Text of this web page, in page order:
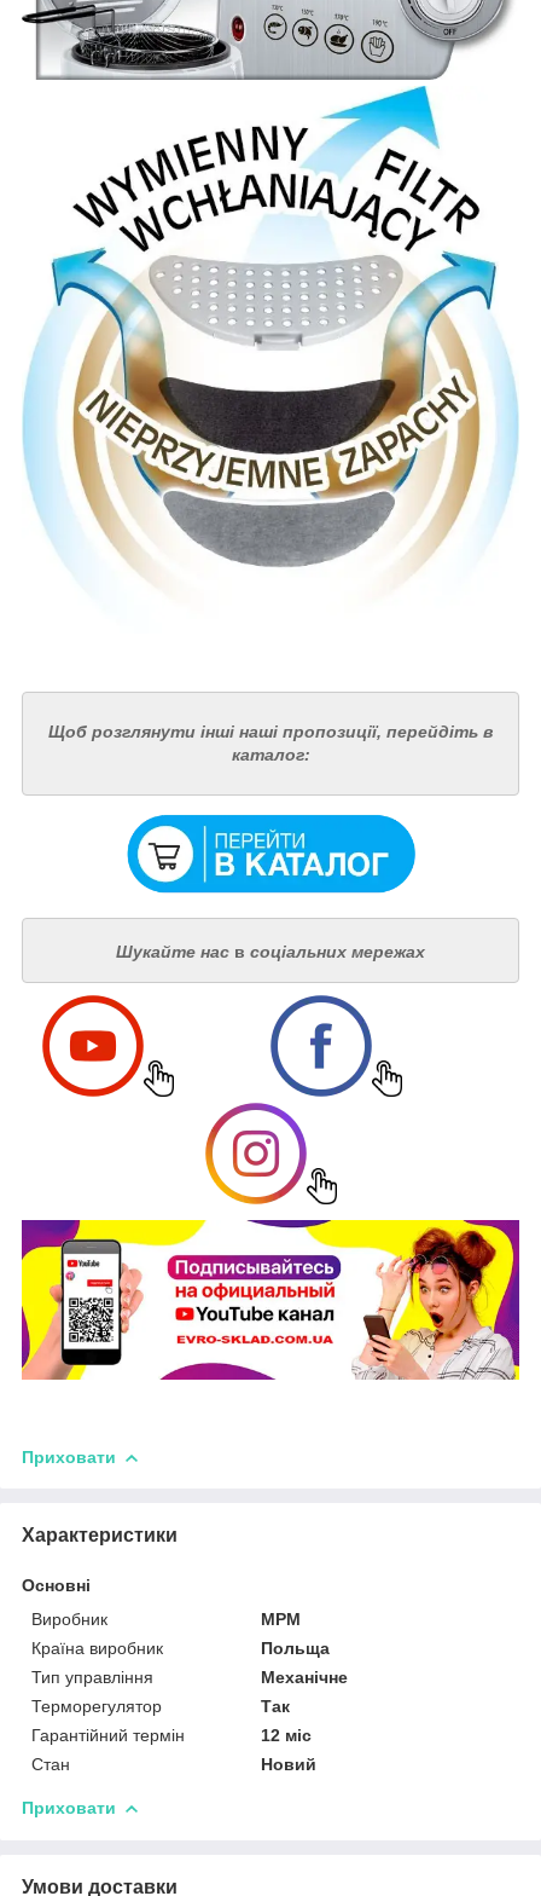
Щоб розглянути інші наші пропозиції, перейдіть в
каталог:
Шукайте нас в соціальних мережах
Приховати
Характеристики
Основні
Виробник
MPM
Країна виробник
Польща
Тип управління
Механічне
Терморегулятор
Так
Гарантійний термін
12 міс
Стан
Новий
Приховати
Умови доставки